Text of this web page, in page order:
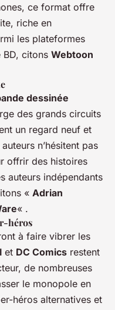
ce format offre
riche en
les plateformes
citons Webtoon
dessinée
des grands circuits
un regard neuf et
n’hésitent pas
offrir des histoires
auteurs indépendants
« Adrian
« .
héros
à faire vibrer les
et DC Comics restent
de nombreuses
le monopole en
héros alternatives et